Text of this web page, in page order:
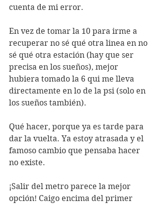
cuenta de mi error.
En vez de tomar la 10 para irme a
recuperar no sé qué otra linea en no
sé qué otra estación (hay que ser
precisa en los sueños), mejor
hubiera tomado la 6 qui me lleva
directamente en lo de la psi (solo en
los sueños también).
Qué hacer, porque ya es tarde para
dar la vuelta. Ya estoy atrasada y el
famoso cambio que pensaba hacer
no existe.
¡Salir del metro parece la mejor
opción! Caigo encima del primer